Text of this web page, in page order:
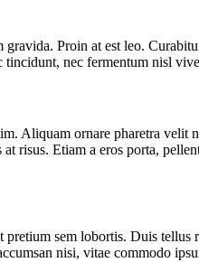
Proin at est leo.
nec fermentum nisl
Aliquam ornare pharetra
risus. Etiam a eros porta,
sem lobortis. Duis
nisi, vitae commodo